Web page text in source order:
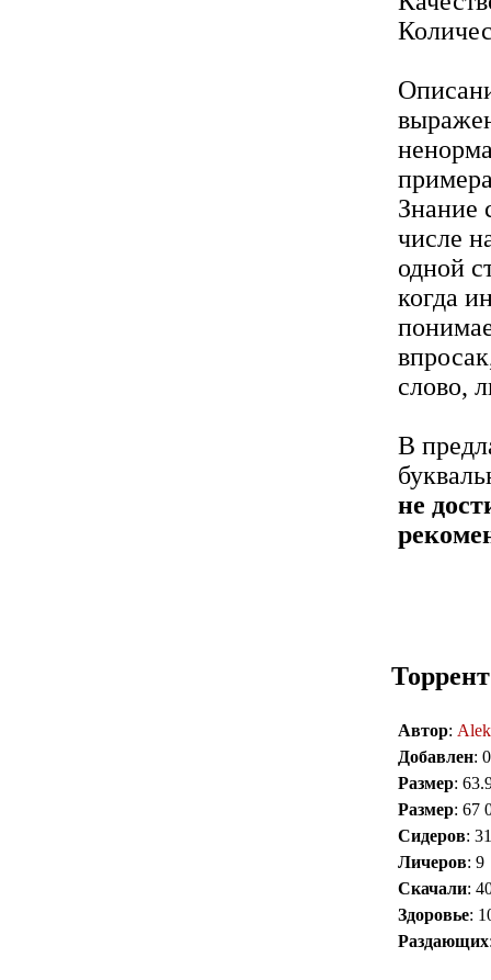
Знание
числе
одной
когда
слово,
В
не
Торрент
Автор:
Добавлен:
Размер:
Размер: 67
Сидеров: 31
Личеров: 9
Скачали:
Здоровье:
Раздающих